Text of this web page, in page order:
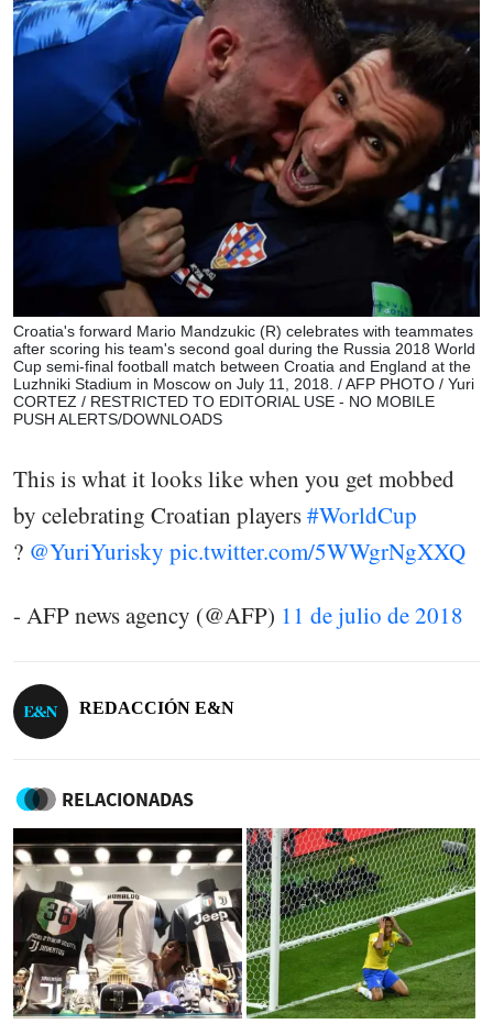
Croatia's forward Mario Mandzukic (R) celebrates with teammates
after scoring his team's second goal during the Russia 2018 World
Cup semi-final football match between Croatia and England at the
Luzhniki Stadium in Moscow on July 11, 2018. / AFP PHOTO / Yuri
CORTEZ / RESTRICTED TO EDITORIAL USE - NO MOBILE
PUSH ALERTS/DOWNLOADS
This is what it looks like when you get mobbed
by celebrating Croatian players#WorldCup
? @YuriYurisky pic.twitter.com/5WWgrNgXXQ
- AFP news agency (@AFP) 11 de julio de 2018
REDACCIÓN E&N
RELACIONADAS